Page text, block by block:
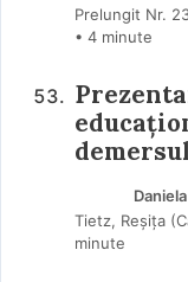
Prelungit Nr.
• 4 minute
Tietz, Reșița
minute